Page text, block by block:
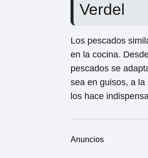
Verdel
Los pescados
en la cocina.
pescados se
sea en guisos, a
los hace
Anuncios